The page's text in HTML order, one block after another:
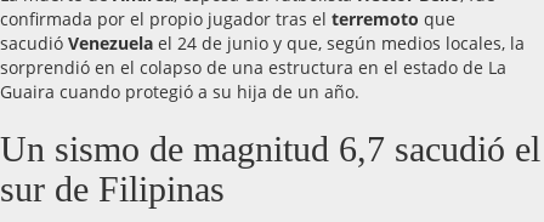
confirmada por el propio jugador tras el terremoto que
sacudió Venezuela el 24 de junio y que, según medios locales, la
sorprendió en el colapso de una estructura en el estado de La
Guaira cuando protegió a su hija de un año.
Un sismo de magnitud 6,7 sacudió el
sur de Filipinas